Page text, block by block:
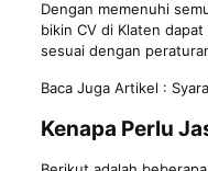
Dengan memenuhi
bikin CV di Klaten
sesuai dengan
Baca Juga Artikel :
Kenapa Perlu